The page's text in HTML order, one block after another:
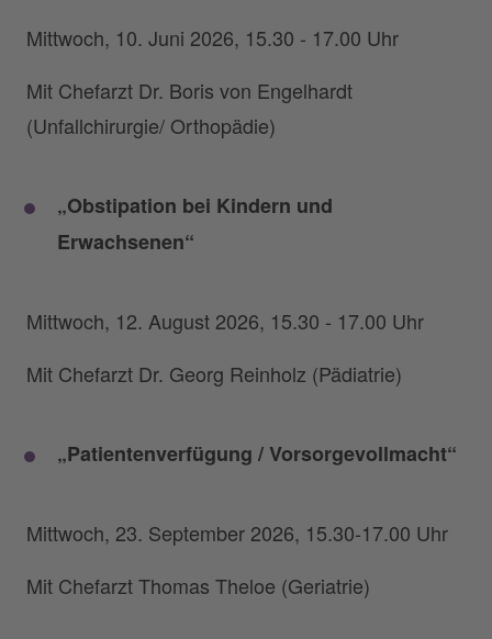
Mittwoch, 10. Juni 2026, 15.30 - 17.00 Uhr
Mit Chefarzt Dr. Boris von Engelhardt
(Unfallchirurgie/ Orthopädie)
„Obstipation bei Kindern und
Erwachsenen“
Mittwoch, 12. August 2026, 15.30 - 17.00 Uhr
Mit Chefarzt Dr. Georg Reinholz (Pädiatrie)
„Patientenverfügung / Vorsorgevollmacht“
Mittwoch, 23. September 2026, 15.30-17.00 Uhr
Mit Chefarzt Thomas Theloe (Geriatrie)